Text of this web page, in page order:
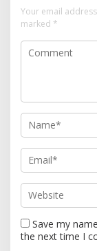
Your email
marked *
Save my
the next time I